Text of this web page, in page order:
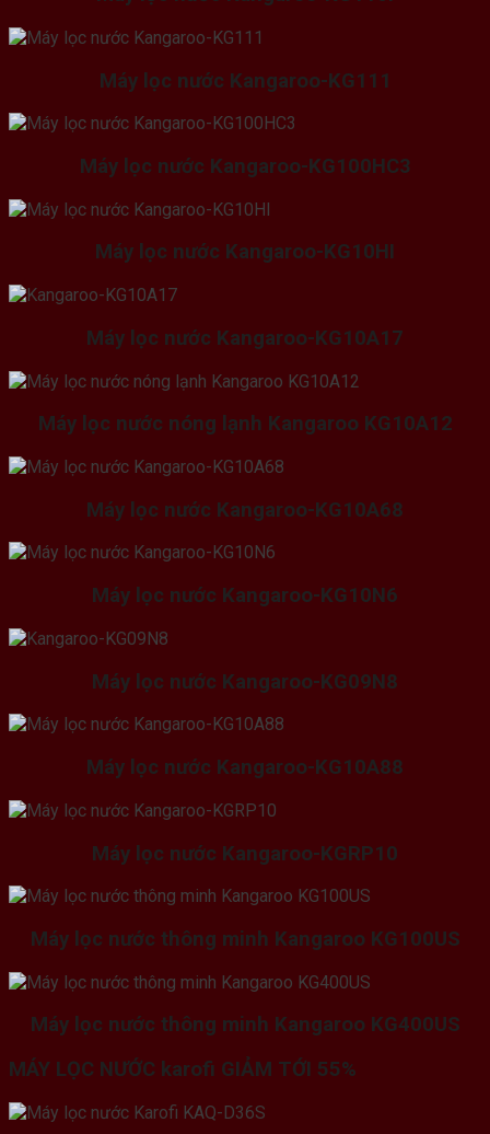
Máy lọc nước Kangaroo-KG111
Máy lọc nước Kangaroo-KG100HC3
Máy lọc nước Kangaroo-KG10HI
Máy lọc nước Kangaroo-KG10A17
Máy lọc nước nóng lạnh Kangaroo KG10A12
Máy lọc nước Kangaroo-KG10A68
Máy lọc nước Kangaroo-KG10N6
Máy lọc nước Kangaroo-KG09N8
Máy lọc nước Kangaroo-KG10A88
Máy lọc nước Kangaroo-KGRP10
Máy lọc nước thông minh Kangaroo KG100US
Máy lọc nước thông minh Kangaroo KG400US
MÁY LỌC NƯỚC karofi GIẢM TỚI 55%